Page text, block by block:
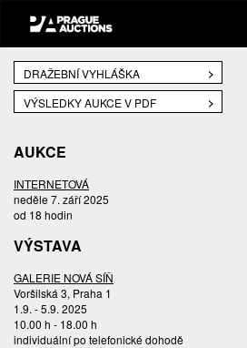
DRAŽEBNÍ VYHLÁŠKA
VÝSLEDKY AUKCE V PDF
AUKCE
INTERNETOVÁ
neděle 7. září 2025
od 18 hodin
VÝSTAVA
GALERIE NOVÁ SÍŇ
Voršilská 3, Praha 1
1.9. - 5.9. 2025
10.00 h - 18.00 h
individuální po telefonické dohodě